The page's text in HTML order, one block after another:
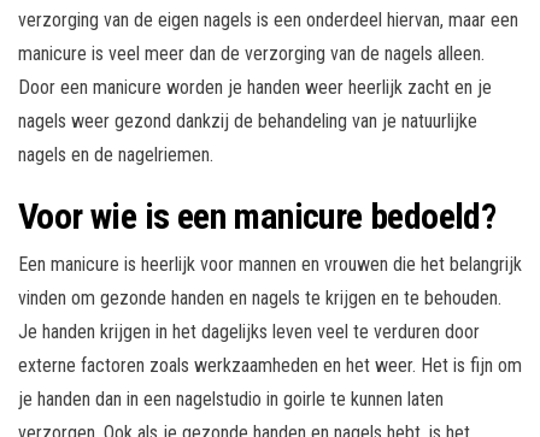
verzorging van de eigen nagels is een onderdeel hiervan, maar een
manicure is veel meer dan de verzorging van de nagels alleen.
Door een manicure worden je handen weer heerlijk zacht en je
nagels weer gezond dankzij de behandeling van je natuurlijke
nagels en de nagelriemen.
Voor wie is een manicure bedoeld?
Een manicure is heerlijk voor mannen en vrouwen die het belangrijk
vinden om gezonde handen en nagels te krijgen en te behouden.
Je handen krijgen in het dagelijks leven veel te verduren door
externe factoren zoals werkzaamheden en het weer. Het is fijn om
je handen dan in een nagelstudio in goirle te kunnen laten